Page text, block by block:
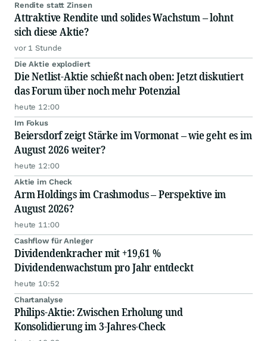
Rendite statt Zinsen
Attraktive Rendite und solides Wachstum – lohnt
sich diese Aktie?
vor 1 Stunde
Die Aktie explodiert
Die Netlist-Aktie schießt nach oben: Jetzt diskutiert
das Forum über noch mehr Potenzial
heute 12:00
Im Fokus
Beiersdorf zeigt Stärke im Vormonat – wie geht es im
August 2026 weiter?
heute 12:00
Aktie im Check
Arm Holdings im Crashmodus – Perspektive im
August 2026?
heute 11:00
Cashflow für Anleger
Dividendenkracher mit +19,61 %
Dividendenwachstum pro Jahr entdeckt
heute 10:52
Chartanalyse
Philips-Aktie: Zwischen Erholung und
Konsolidierung im 3-Jahres-Check